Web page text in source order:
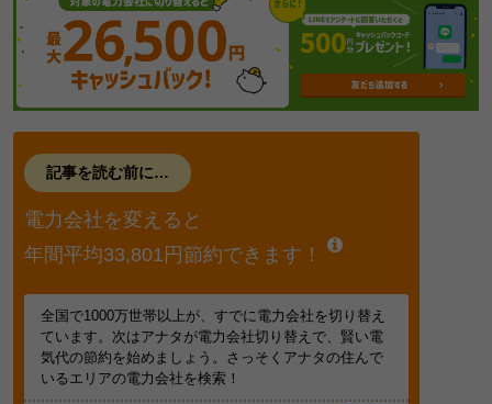
記事を読む前に…
電力会社を変えると
年間平均33,801円節約できます！
全国で1000万世帯以上が、すでに電力会社を切り替え
ています。次はアナタが電力会社切り替えで、賢い電
気代の節約を始めましょう。さっそくアナタの住んで
いるエリアの電力会社を検索！